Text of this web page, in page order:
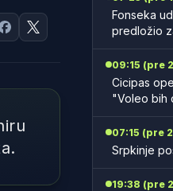
Fonseka
predložio
09:15 (pre
Cicipas
"Voleo bih
07:15 (pre
Srpkinje
19:38 (pre